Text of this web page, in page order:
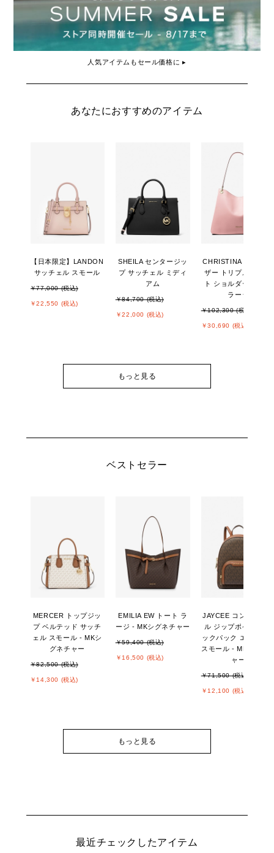
人気アイテムもセール価格に ▸
あなたにおすすめのアイテム
【日本限定】LANDON
サッチェル スモール
￥77,000 (税込)
￥22,550 (税込)
SHEILA センタージッ
プ サッチェル ミディ
アム
￥84,700 (税込)
￥22,000 (税込)
CHRISTINA ぺブル レ
ザー トリプル ガセッ
ト ショルダー トート
ラージ
￥102,300 (税込)
￥30,690 (税込)
もっと見る
ベストセラー
MERCER トップジッ
プ ベルテッド サッチ
ェル スモール - MKシ
グネチャー
￥82,500 (税込)
￥14,300 (税込)
EMILIA EW トート ラ
ージ - MKシグネチャー
￥59,400 (税込)
￥16,500 (税込)
JAYCEE コンバーチブ
ル ジップポケット バ
ックパック エクスト
スモール - MKシグネ
ャー
￥71,500 (税込)
￥12,100 (税込)
もっと見る
最近チェックしたアイテム